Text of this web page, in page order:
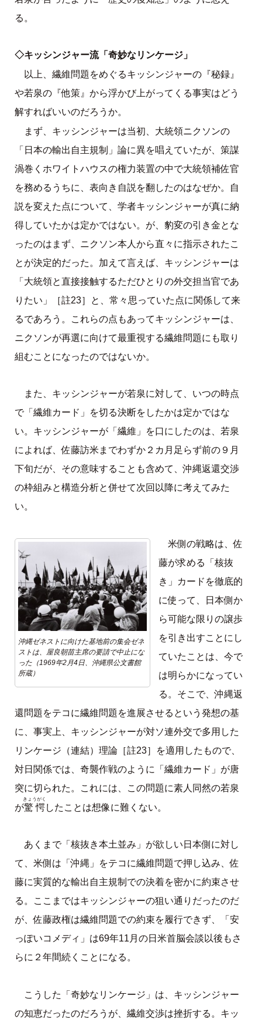
る。
◇キッシンジャー流「奇妙なリンケージ」
以上、繊維問題をめぐるキッシンジャーの『秘録』
や若泉の『他策』から浮かび上がってくる事実はどう
解すればいいのだろうか。
まず、キッシンジャーは当初、大統領ニクソンの
「日本の輸出自主規制」論に異を唱えていたが、策謀
渦巻くホワイトハウスの権力装置の中で大統領補佐官
を務めるうちに、表向き自説を翻したのはなぜか。自
説を変えた点について、学者キッシンジャーが真に納
得していたかは定かではない。が、豹変の引き金とな
ったのはまず、ニクソン本人から直々に指示されたこ
とが決定的だった。加えて言えば、キッシンジャーは
「大統領と直接接触するただひとりの外交担当官であ
りたい」［註23］と、常々思っていた点に関係して来
るであろう。これらの点もあってキッシンジャーは、
ニクソンが再選に向けて最重視する繊維問題にも取り
組むことになったのではないか。
また、キッシンジャーが若泉に対して、いつの時点
で「繊維カード」を切る決断をしたかは定かではな
い。キッシンジャーが「繊維」を口にしたのは、若泉
によれば、佐藤訪米までわずか２カ月足らず前の９月
下旬だが、その意味することも含めて、沖縄返還交渉
の枠組みと構造分析と併せて次回以降に考えてみた
い。
沖縄ゼネストに向けた基地前の集会ゼネ
ストは、屋良朝苗主席の要請で中止にな
った（1969年2月4日、沖縄県公文書館
所蔵）
米側の戦略は、佐
藤が求める「核抜
き」カードを徹底的
に使って、日本側か
ら可能な限りの譲歩
を引き出すことにし
ていたことは、今で
は明らかになってい
る。そこで、沖縄返
還問題をテコに繊維問題を進展させるという発想の基
に、事実上、キッシンジャーが対ソ連外交で多用した
リンケージ（連結）理論［註23］を適用したもので、
対日関係では、奇襲作戦のように「繊維カード」が唐
突に切られた。これには、この問題に素人同然の若泉
が驚愕
きょうがく
したことは想像に難くない。
あくまで「核抜き本土並み」が欲しい日本側に対し
て、米側は「沖縄」をテコに繊維問題で押し込み、佐
藤に実質的な輸出自主規制での決着を密かに約束させ
る。ここまではキッシンジャーの狙い通りだったのだ
が、佐藤政権は繊維問題での約束を履行できず、「安
っぽいコメディ」は69年11月の日米首脳会談以後もさ
らに２年間続くことになる。
こうした「奇妙なリンケージ」は、キッシンジャー
の知恵だったのだろうが、繊維交渉は挫折する。キッ